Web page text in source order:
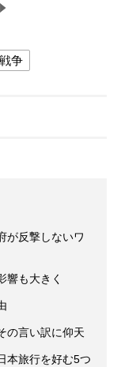
争
が反撃しないワ
響も大きく
の言い訳に仰天
本旅行を好む5つ